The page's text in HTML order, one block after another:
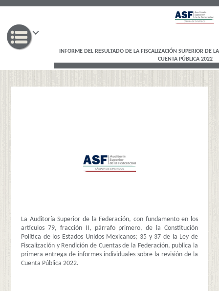
INFORME DEL RESULTADO DE LA FISCALIZACIÓN SUPERIOR DE LA
CUENTA PÚBLICA 2022
La Auditoría Superior de la Federación, con fundamento en los
artículos 79, fracción II, párrafo primero, de la Constitución
Política de los Estados Unidos Mexicanos; 35 y 37 de la Ley de
Fiscalización y Rendición de Cuentas de la Federación, publica la
primera entrega de informes individuales sobre la revisión de la
Cuenta Pública 2022.